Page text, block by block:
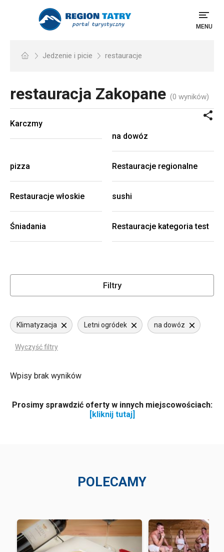
MENU
Jedzenie i picie restauracje
restauracja Zakopane (0 wyników)
Karczmy
na dowóz
pizza Restauracje regionalne
Restauracje włoskie sushi
Śniadania Restauracje kategoria test
Filtry
Klimatyzacja Letni ogródek na dowóz
Wyczyść filtry
Wpisy brak wyników
Prosimy sprawdzić oferty w innych miejscowościach:
[kliknij tutaj]
POLECAMY